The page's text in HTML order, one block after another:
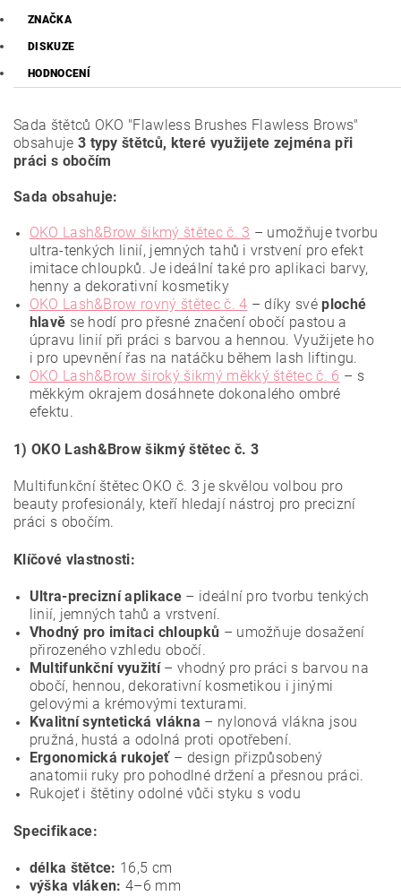
ZNAČKA
DISKUZE
HODNOCENÍ
Sada štětců OKO "Flawless Brushes Flawless Brows"
obsahuje 3 typy štětců, které využijete zejména při
práci s obočím
Sada obsahuje:
OKO Lash&Brow šikmý štětec č. 3 – umožňuje tvorbu
ultra-tenkých linií, jemných tahů i vrstvení pro efekt
imitace chloupků. Je ideální také pro aplikaci barvy,
henny a dekorativní kosmetiky
OKO Lash&Brow rovný štětec č. 4 – díky svéploché
hlavě se hodí pro přesné značení obočí pastou a
úpravu linií při práci s barvou a hennou. Využijete ho
i pro upevnění řas na natáčku během lash liftingu.
OKO Lash&Brow široký šikmý měkký štětec č. 6 – s
měkkým okrajem dosáhnete dokonalého ombré
efektu.
1) OKO Lash&Brow šikmý štětec č. 3
Multifunkční štětec OKO č. 3 je skvělou volbou pro
beauty profesionály, kteří hledají nástroj pro precizní
práci s obočím.
Klíčové vlastnosti:
Ultra-precizní aplikace– ideální pro tvorbu tenkých
linií, jemných tahů a vrstvení.
Vhodný pro imitaci chloupků – umožňuje dosažení
přirozeného vzhledu obočí.
Multifunkční využití– vhodný pro práci s barvou na
obočí, hennou, dekorativní kosmetikou i jinými
gelovými a krémovými texturami.
Kvalitní syntetická vlákna – nylonová vlákna jsou
pružná, hustá a odolná proti opotřebení.
Ergonomická rukojeť– design přizpůsobený
anatomii ruky pro pohodlné držení a přesnou práci.
Rukojeť i štětiny odolné vůči styku s vodu
Specifikace:
délka štětce: 16,5 cm
výška vláken: 4–6 mm